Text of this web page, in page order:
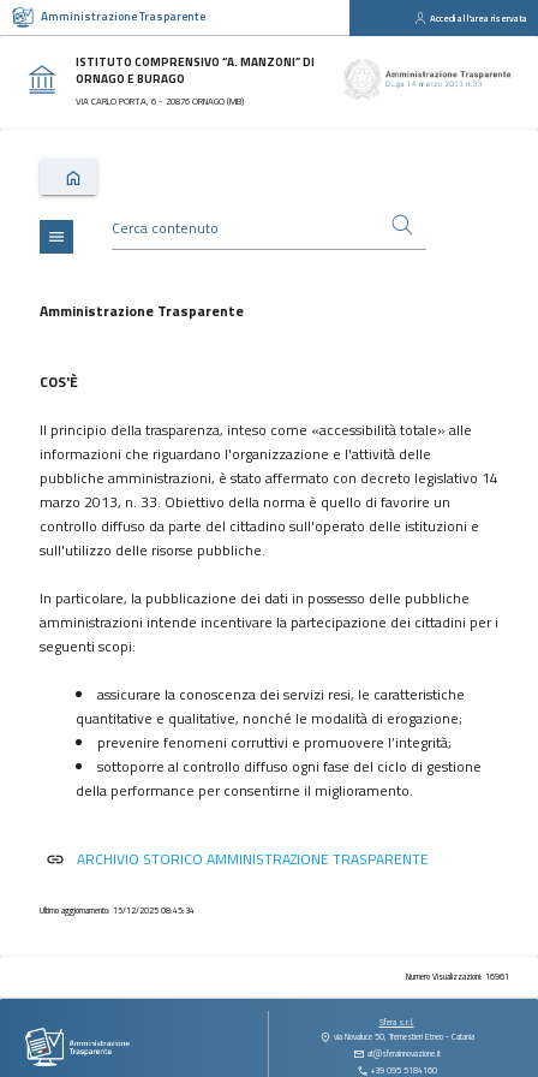
Amministrazione Trasparente Accedi all'area riservata
ISTITUTO COMPRENSIVO “A. MANZONI” DI
ORNAGO E BURAGO
VIA CARLO PORTA, 6 - 20876 ORNAGO (MB)
Sezioni
Disposizioni
Generali
Consulenti
collaboratori
Bandi
Performance
Enti
controllati
Attività
e
procedimenti
Controlli
sulle
contratti
contributi
vantaggi
immobili
e
menu
Amministrazione Trasparente
COS'È
Il principio della trasparenza, inteso come «accessibilità totale» alle
informazioni che riguardano l'organizzazione e l'attività delle
pubbliche amministrazioni, è stato affermato con decreto legislativo 14
marzo 2013, n. 33. Obiettivo della norma è quello di favorire un
controllo diffuso da parte del cittadino sull'operato delle istituzioni e
sull'utilizzo delle risorse pubbliche.
In particolare, la pubblicazione dei dati in possesso delle pubbliche
amministrazioni intende incentivare la partecipazione dei cittadini per i
seguenti scopi:
assicurare la conoscenza dei servizi resi, le caratteristiche
quantitative e qualitative, nonché le modalità di erogazione;
prevenire fenomeni corruttivi e promuovere l’integrità;
sottoporre al controllo diffuso ogni fase del ciclo di gestione
della performance per consentirne il miglioramento.
link ARCHIVIO STORICO AMMINISTRAZIONE TRASPARENTE
Ultimo aggiornamento: 15/12/2025 08:45:34
Numero Visualizzazioni: 16961
Sfera s.r.l.
via Novaluce 50, Tremestieri Etneo - Catania
at@sferainnovazione.it
+39 095 5184160